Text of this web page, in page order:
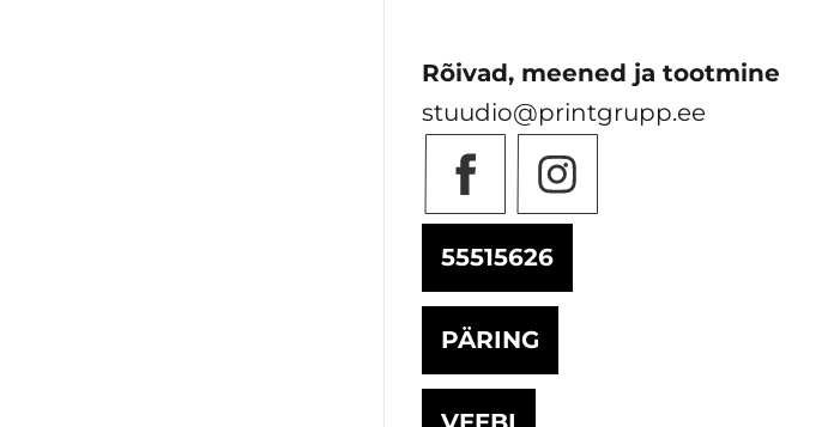
Rõivad, meened ja tootmine
stuudio@printgrupp.ee
55515626
PÄRING